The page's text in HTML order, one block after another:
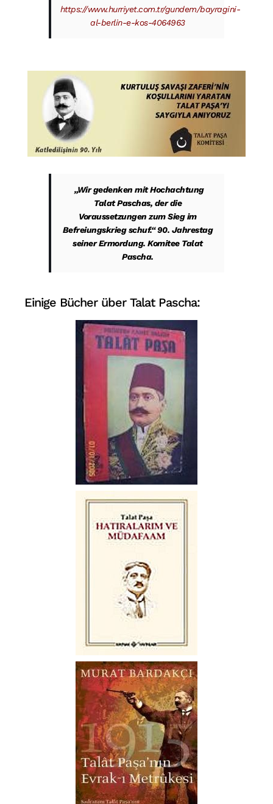
https://www.hurriyet.com.tr/gundem/bayragini-
al-berlin-e-kos-4064963
„Wir gedenken mit Hochachtung
Talat Paschas, der die
Voraussetzungen zum Sieg im
Befreiungskrieg schuf.“ 90. Jahrestag
seiner Ermordung. Komitee Talat
Pascha.
Einige Bücher über Talat Pascha: